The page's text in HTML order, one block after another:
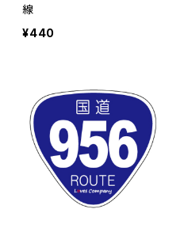
線
¥440